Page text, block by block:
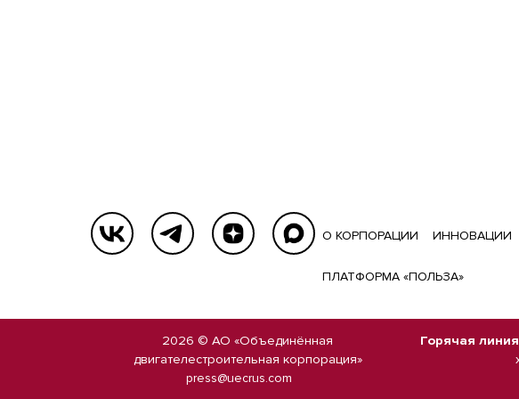
О КОРПОРАЦИИ ИННОВАЦИИ
ПЛАТФОРМА «ПОЛЬЗА»
2026 © АО «Объединённая
двигателестроительная корпорация»
press@uecrus.com
Горячая линия